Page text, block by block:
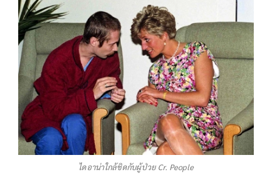
ไดอาน่าใกล้ชิดกับผู้ป่วย Cr. People